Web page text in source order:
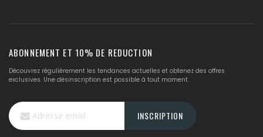
ABONNEMENT ET 10% DE REDUCTION
Découvrez régulièrement les tendances actuelles et obtenez des offres
exclusives. Une désinscription est possible à tout moment.
Inscription
à
notre
lettre
INSCRIPTION